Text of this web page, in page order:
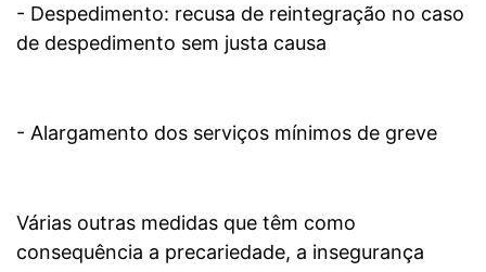
- Despedimento: recusa de reintegração no caso
de despedimento sem justa causa
- Alargamento dos serviços mínimos de greve
Várias outras medidas que têm como
consequência a precariedade, a insegurança